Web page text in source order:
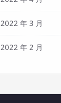
2022 年 3 月
2022 年 2 月